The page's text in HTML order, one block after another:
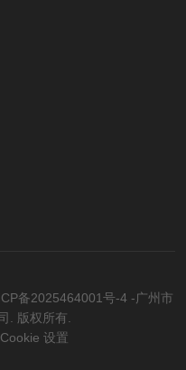
备2025464001号-4 -广州市
. 版权所有.
Cookie 设置